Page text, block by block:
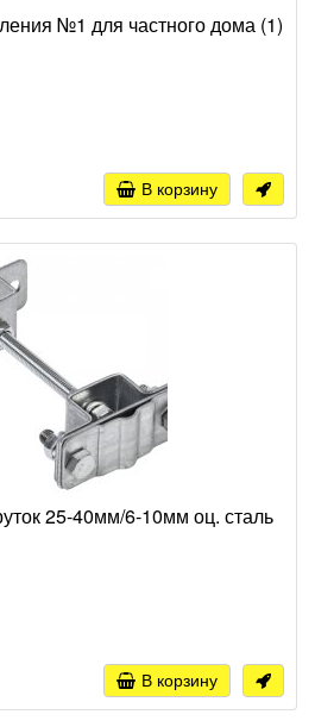
№1 для частного дома (1)
В корзину
25-40мм/6-10мм оц. сталь
В корзину